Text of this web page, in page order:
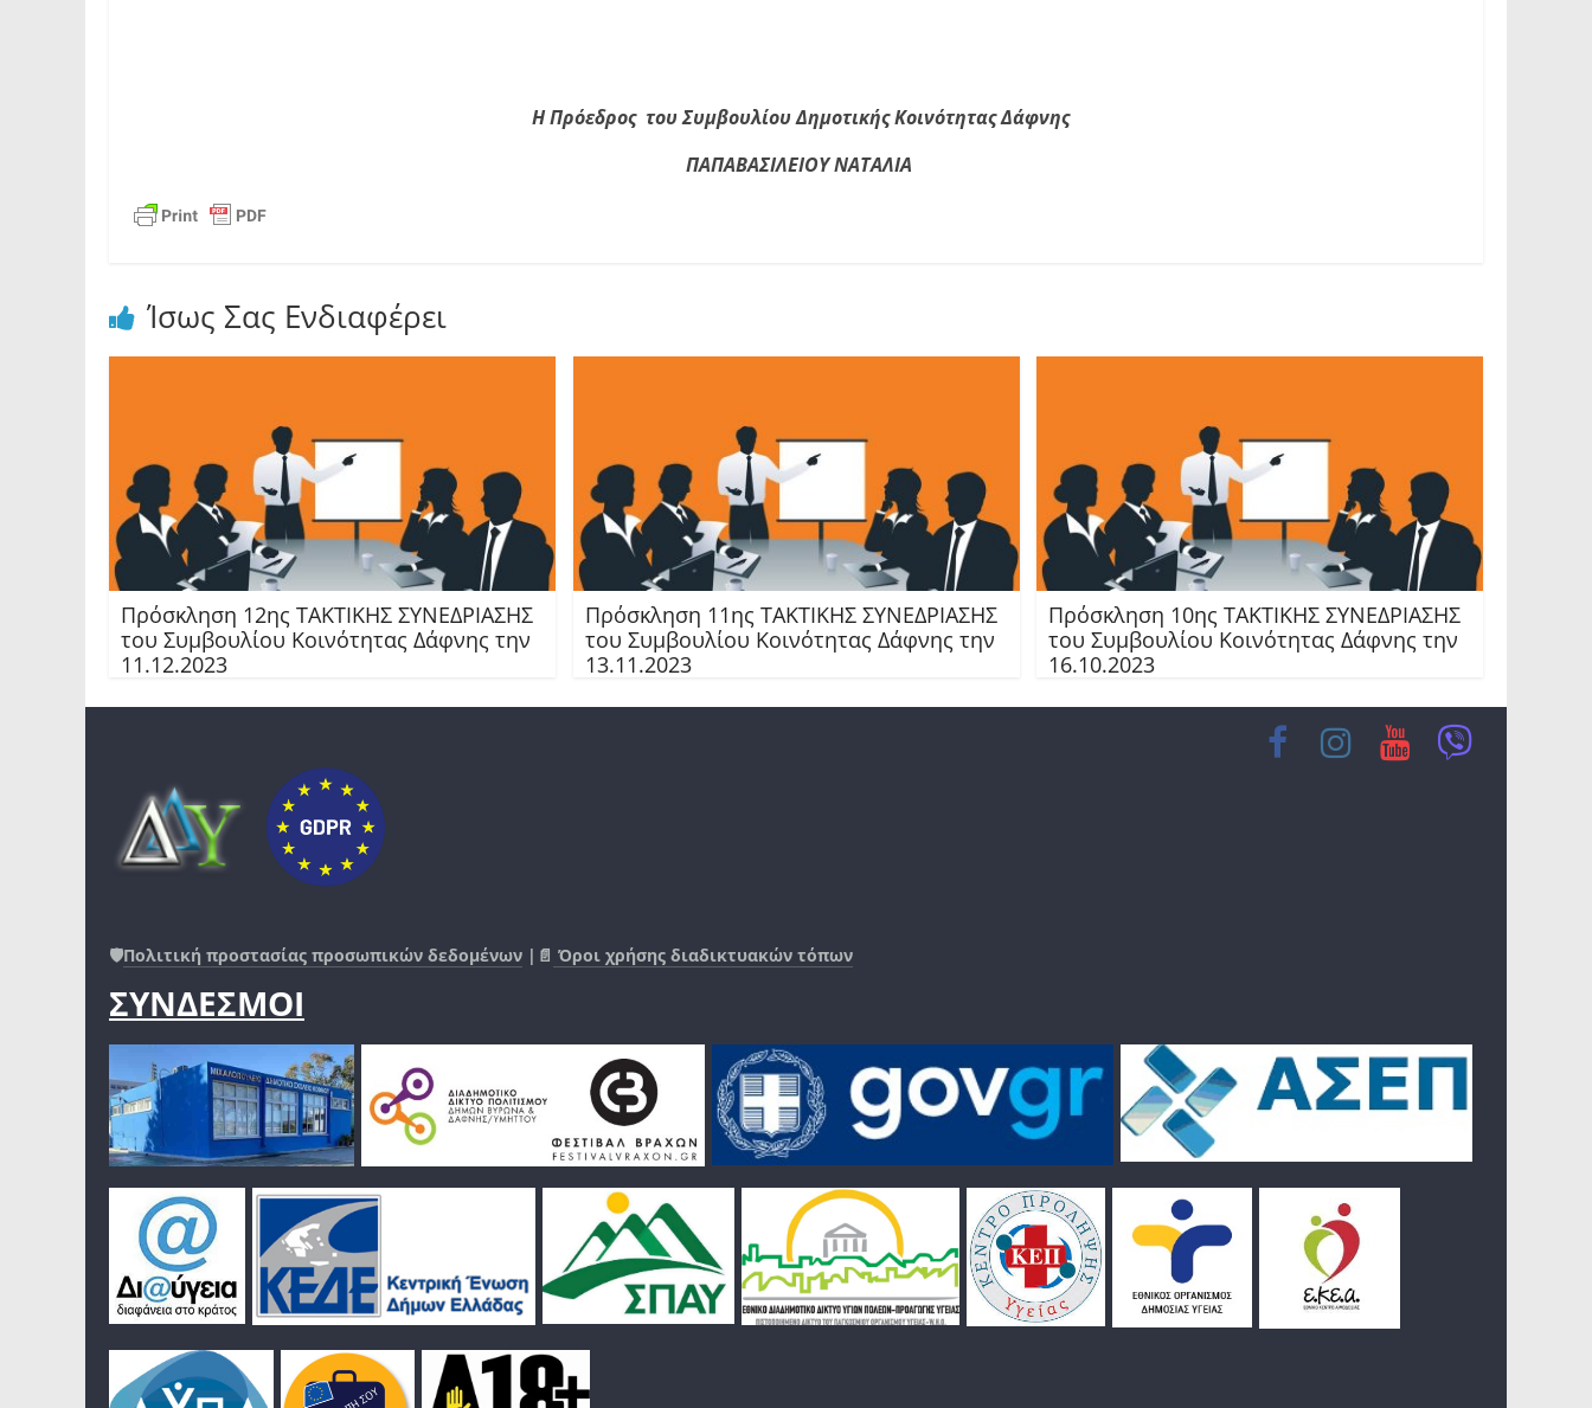
Η Πρόεδρος του ΣυμβουλίουΔημοτικής Κοινότητας Δάφνης
ΠΑΠΑΒΑΣΙΛΕΙΟΥ ΝΑΤΑΛΙΑ
Ίσως Σας Ενδιαφέρει
Πρόσκληση 12ης TAKTIKHΣ ΣΥΝΕΔΡΙΑΣΗΣ
του Συμβουλίου Κοινότητας Δάφνης την
11.12.2023
Πρόσκληση 11ης TAKTIKHΣ ΣΥΝΕΔΡΙΑΣΗΣ
του Συμβουλίου Κοινότητας Δάφνης την
13.11.2023
Πρόσκληση 10ης TAKTIKHΣ ΣΥΝΕΔΡΙΑΣΗΣ
του Συμβουλίου Κοινότητας Δάφνης την
16.10.2023
🛡️Πολιτική προστασίας προσωπικών δεδομένων |📄 Όροι χρήσης διαδικτυακών τόπων
ΣΥΝΔΕΣΜΟΙ